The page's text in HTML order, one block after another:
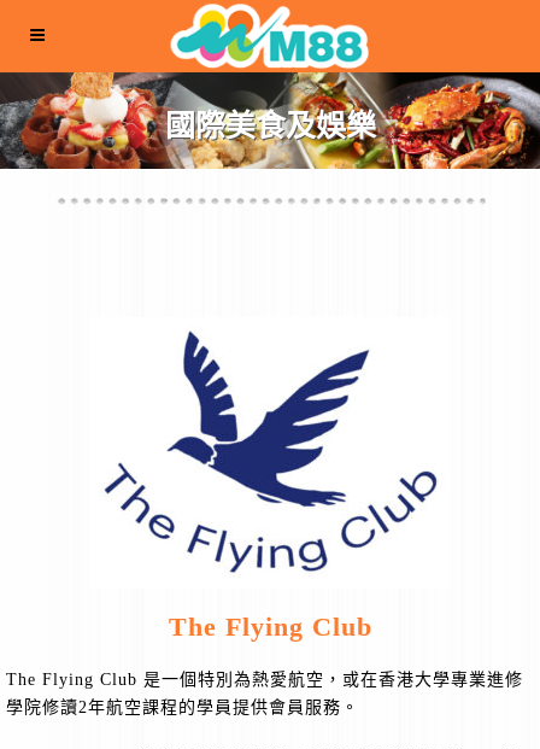
國際美食及娛樂
The Flying Club
The Flying Club 是一個特別為熱愛航空，或在香港大學專業進修
學院修讀2年航空課程的學員提供會員服務。